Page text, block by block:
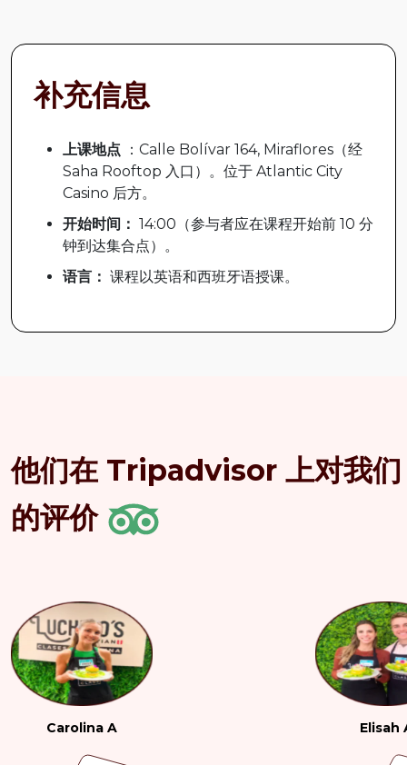
补充信息
上课地点 ：Calle Bolívar 164, Miraflores（经
Saha Rooftop 入口）。位于 Atlantic City
Casino 后方。
开始时间： 14:00（参与者应在课程开始前 10 分
钟到达集合点）。
语言： 课程以英语和西班牙语授课。
他们在 Tripadvisor 上对我们
的评价
Carolina A Elisah